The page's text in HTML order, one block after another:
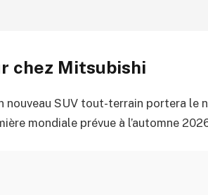
chez Mitsubishi
nouveau SUV tout-terrain portera le
mondiale prévue à l’automne